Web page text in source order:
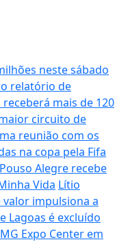
neste sábado
relatório de
mais de 120
circuito de
reunião com os
na copa pela Fifa
Pouso Alegre recebe
Vida Lítio
impulsiona a
Lagoas é excluído
Expo Center em